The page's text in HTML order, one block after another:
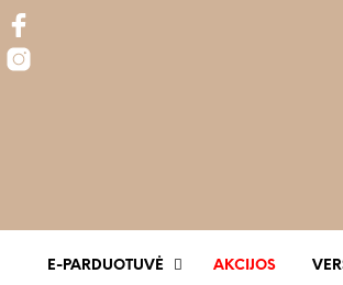
E-PARDUOTUVĖ AKCIJOS